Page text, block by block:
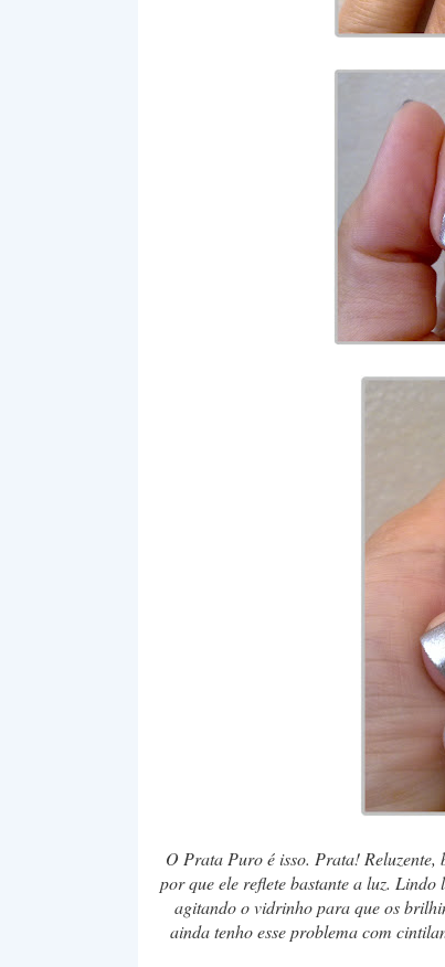
O Prata Puro é isso. Prata!
por que ele reflete bastante a luz.
agitando o vidrinho para que os
ainda tenho esse problema com